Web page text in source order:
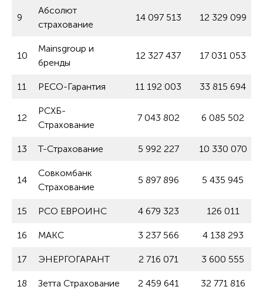
9
Абсолют
страхование
14 097 513 12 329 099
10
Mainsgroup и
бренды
12 327 437 17 031 053
11 РЕСО-Гарантия 11 192 003 33 815 694
12
РСХБ-
Страхование
7 043 802 6 085 502
13 Т-Страхование 5 992 227 10 330 070
14
Совкомбанк
Страхование
5 897 896 5 435 945
15 РСО ЕВРОИНС 4 679 323 126 011
16 МАКС 3 237 566 4 138 293
17 ЭНЕРГОГАРАНТ 2 716 071 3 600 555
18 Зетта Страхование 2 459 641 32 771 816